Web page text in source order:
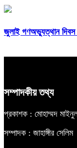
জুলাই গণঅভ্যুত্থান দিবস
সম্পাদকীয় তথ্য
প্রকাশক : মোহাম্মদ
সম্পাদক : জাহাঙ্গীর সেলিম